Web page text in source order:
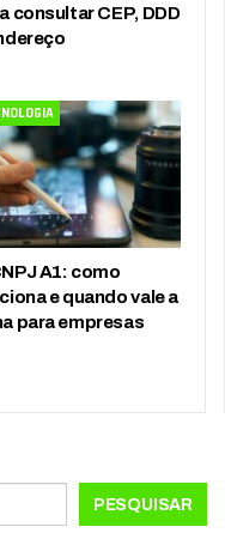
consultar CEP, DDD
A1: como
e quando vale a
para empresas
PESQUISAR